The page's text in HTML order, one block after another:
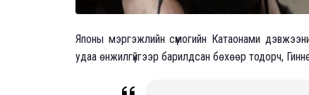
Японы мэргэжлийн сүмогийн Катаонами
удаа өнжилгүйгээр барилдсан бөxөөр тодорч,